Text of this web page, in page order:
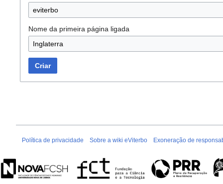
Nome da primeira página ligada
Criar
Política de privacidade Sobre a wiki eViterbo Exoneração de